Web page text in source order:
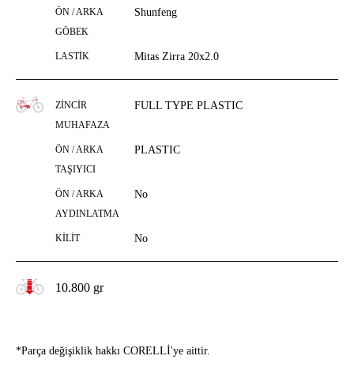
ÖN / ARKA
GÖBEK
Shunfeng
LASTİK Mitas Zirra 20x2.0
ZİNCİR
MUHAFAZA
FULL TYPE PLASTIC
ÖN / ARKA
TAŞIYICI
PLASTIC
ÖN / ARKA
AYDINLATMA
No
KİLİT No
10.800 gr
*Parça değişiklik hakkı CORELLİ'ye aittir.